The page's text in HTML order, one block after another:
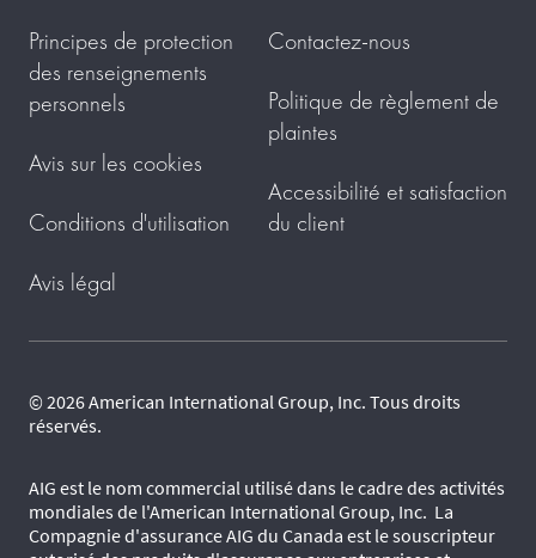
Principes de protection
des renseignements
personnels
Avis sur les cookies
Conditions d'utilisation
Avis légal
Contactez-nous
Politique de règlement de
plaintes
Accessibilité et satisfaction
du client
© 2026 American International Group, Inc. Tous droits
réservés.
AIG est le nom commercial utilisé dans le cadre des activités
mondiales de l'American International Group, Inc. La
Compagnie d'assurance AIG du Canada est le souscripteur